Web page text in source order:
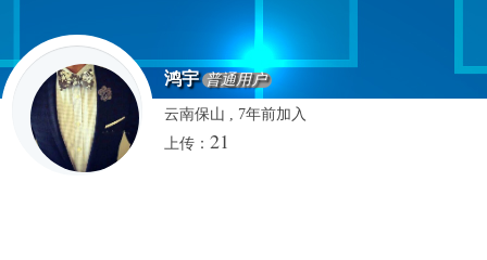
鸿宇 普通用户
云南保山 , 7年前加入
上传： 21